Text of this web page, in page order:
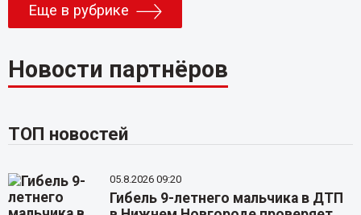
Еще в рубрике
Новости партнёров
ТОП новостей
05.8.2026 09:20
Гибель 9-летнего мальчика в ДТП